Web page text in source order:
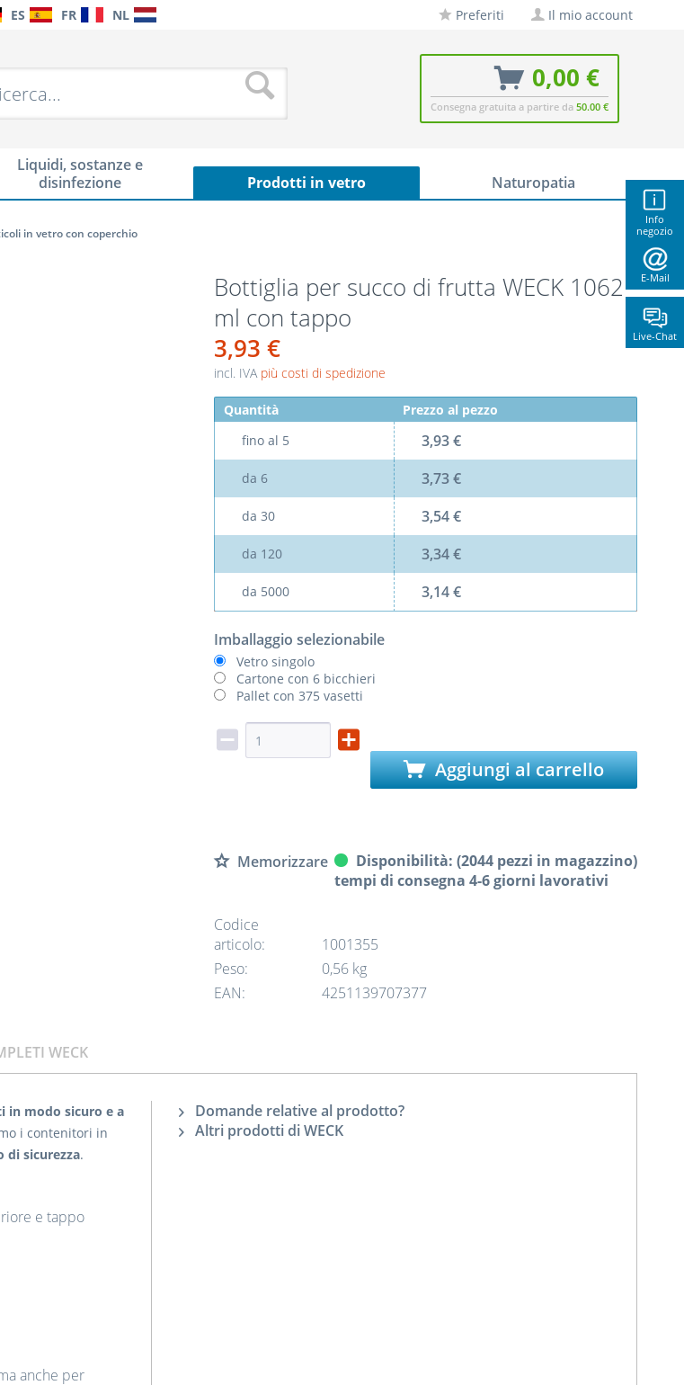
Info
negozio
E-Mail
Live-Chat
ES FR NL Preferiti Il mio account
0,00 €
Consegna gratuita a partire da 50.00 €
Liquidi, sostanze e
disinfezione
Prodotti in vetro Naturopatia
in vetro con coperchio
Bottiglia per succo di frutta WECK 1062
ml con tappo
3,93 €
incl. IVA più costi di spedizione
Quantità
Prezzo al pezzo
fino al 5 3,93 €
da 6 3,73 €
da 30 3,54 €
da 120 3,34 €
da 5000 3,14 €
Imballaggio selezionabile
Vetro singolo
Cartone con 6 bicchieri
Pallet con 375 vasetti
Aggiungi al carrello
Memorizzare
Disponibilità: (2044 pezzi in magazzino)
tempi di consegna 4-6 giorni lavorativi
Codice
articolo:
1001355
Peso:
0,56 kg
EAN:
4251139707377
WECK
in modo sicuro e a
i contenitori in
di sicurezza.
e tappo
anche per
Domande relative al prodotto?
Altri prodotti di WECK